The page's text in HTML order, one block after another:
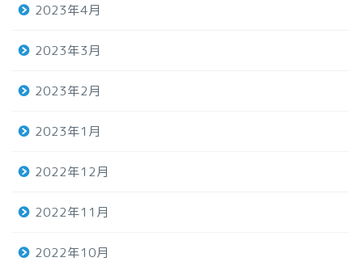
2023年4月
2023年3月
2023年2月
2023年1月
2022年12月
2022年11月
2022年10月